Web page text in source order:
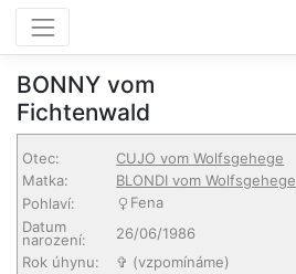
BONNY vom
Fichtenwald
Otec:
CUJO vom Wolfsgehege
Matka:
BLONDI vom Wolfsgehege
Pohlaví:
Fena
Datum
narození:
26/06/1986
Rok úhynu:
✞ (vzpomínáme)